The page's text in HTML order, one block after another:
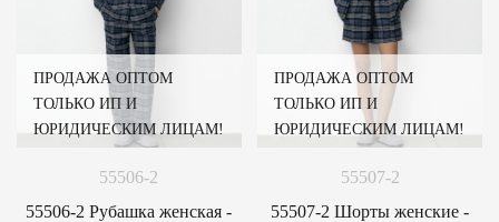
ПРОДАЖА ОПТОМ
ТОЛЬКО ИП И
ЮРИДИЧЕСКИМ ЛИЦАМ!
55506-2
55506-2 Рубашка женская -
ПРОДАЖА ОПТОМ
ТОЛЬКО ИП И
ЮРИДИЧЕСКИМ ЛИЦАМ!
55507-2
55507-2 Шорты женские -